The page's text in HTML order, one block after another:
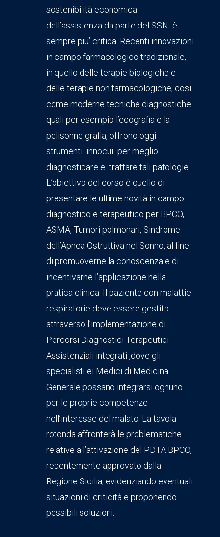
sostenibilità economica
dell’assistenza da parte del SSN è
sempre piu’ critica. Recenti innovazioni
in campo farmacologico tradizionale,
in quello delle terapie biologiche e
delle terapie non farmacologiche, cosi
come moderne tecniche diagnostiche
quali per esempio l’ecografia e la
polisonno grafia, offrono oggi
strumenti innocui per meglio
diagnosticare e trattare tali patologie.
L’obiettivo del corso è quello di
presentare le ultime novità in campo
diagnostico e terapeutico per BPCO,
ASMA, Tumori polmonari, Sindrome
dell’Apnea Ostruttiva nel Sonno, al fine
di promuoverne la conoscenza e di
incentivarne l’applicazione nella
pratica clinica. Il paziente con malattie
respiratorie deve essere gestito
attraverso l’implementazione di
Percorsi Diagnostici Terapeutici
Assistenziali integrati ,dove gli
specialisti ei Medici di Medicina
Generale possano integrarsi ognuno
per le proprie competenze
nell’interesse del malato. La tavola
rotonda affronterà le problematiche
relative all’attivazione del PDTA BPCO,
recentemente approvato dalla
Regione Sicilia, evidenziando eventuali
situazioni di criticità e proponendo
possibili soluzioni.